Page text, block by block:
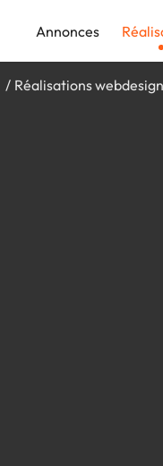
Annonces
Réalisations webdesign